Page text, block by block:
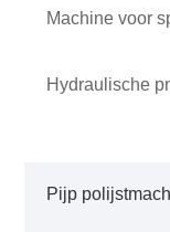
Machine voor
Hydraulische
Pijp